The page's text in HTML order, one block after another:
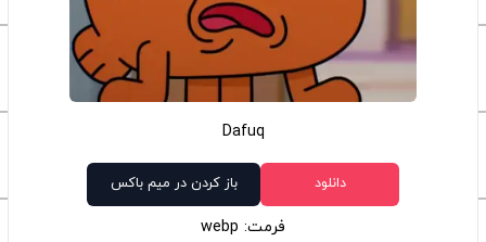
Dafuq
دانلود باز کردن در میم باکس
فرمت: webp